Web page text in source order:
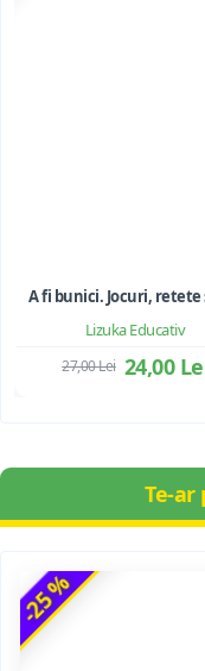
Lizuka Educativ
24,00
27,00 Lei
Te-ar
-25 %